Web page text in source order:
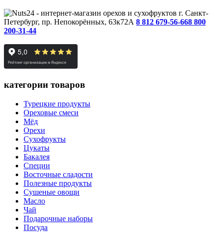
г. Санкт-
Петербург, пр. Непокорённых, 63к72А 8 812 679-56-668 800
200-31-44
категории товаров
Турецкие продукты
Ореховые смеси
Мёд
Орехи
Сухофрукты
Цукаты
Бакалея
Специи
Восточные сладости
Полезные продукты
Сушеные овощи
Масло
Чай
Подарочные наборы
Посуда